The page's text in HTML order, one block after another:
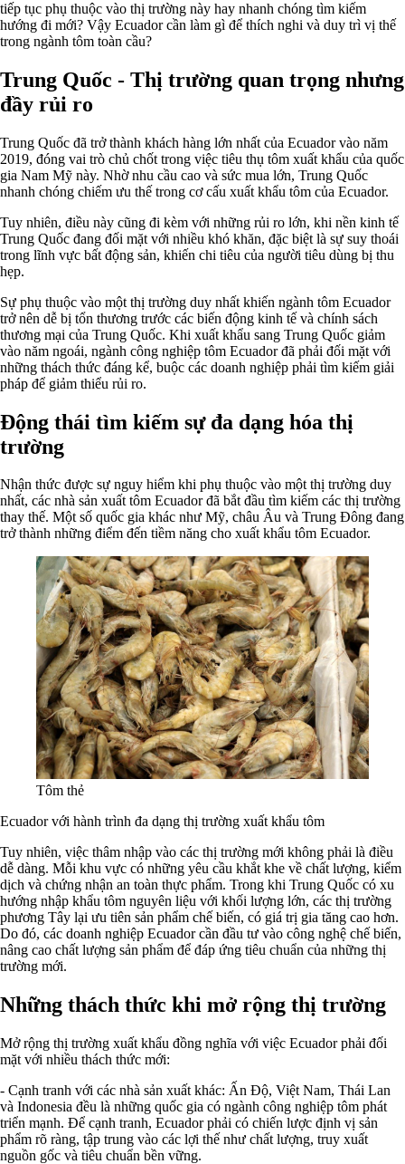
tiếp tục phụ thuộc vào thị trường này hay nhanh chóng tìm kiếm
hướng đi mới? Vậy Ecuador cần làm gì để thích nghi và duy trì vị thế
trong ngành tôm toàn cầu?
Trung Quốc - Thị trường quan trọng nhưng
đầy rủi ro
Trung Quốc đã trở thành khách hàng lớn nhất của Ecuador vào năm
2019, đóng vai trò chủ chốt trong việc tiêu thụ tôm xuất khẩu của quốc
gia Nam Mỹ này. Nhờ nhu cầu cao và sức mua lớn, Trung Quốc
nhanh chóng chiếm ưu thế trong cơ cấu xuất khẩu tôm của Ecuador.
Tuy nhiên, điều này cũng đi kèm với những rủi ro lớn, khi nền kinh tế
Trung Quốc đang đối mặt với nhiều khó khăn, đặc biệt là sự suy thoái
trong lĩnh vực bất động sản, khiến chi tiêu của người tiêu dùng bị thu
hẹp.
Sự phụ thuộc vào một thị trường duy nhất khiến ngành tôm Ecuador
trở nên dễ bị tổn thương trước các biến động kinh tế và chính sách
thương mại của Trung Quốc. Khi xuất khẩu sang Trung Quốc giảm
vào năm ngoái, ngành công nghiệp tôm Ecuador đã phải đối mặt với
những thách thức đáng kể, buộc các doanh nghiệp phải tìm kiếm giải
pháp để giảm thiểu rủi ro.
Động thái tìm kiếm sự đa dạng hóa thị
trường
Nhận thức được sự nguy hiểm khi phụ thuộc vào một thị trường duy
nhất, các nhà sản xuất tôm Ecuador đã bắt đầu tìm kiếm các thị trường
thay thế. Một số quốc gia khác như Mỹ, châu Âu và Trung Đông đang
trở thành những điểm đến tiềm năng cho xuất khẩu tôm Ecuador.
Tôm thẻ
Ecuador với hành trình đa dạng thị trường xuất khẩu tôm
Tuy nhiên, việc thâm nhập vào các thị trường mới không phải là điều
dễ dàng. Mỗi khu vực có những yêu cầu khắt khe về chất lượng, kiểm
dịch và chứng nhận an toàn thực phẩm. Trong khi Trung Quốc có xu
hướng nhập khẩu tôm nguyên liệu với khối lượng lớn, các thị trường
phương Tây lại ưu tiên sản phẩm chế biến, có giá trị gia tăng cao hơn.
Do đó, các doanh nghiệp Ecuador cần đầu tư vào công nghệ chế biến,
nâng cao chất lượng sản phẩm để đáp ứng tiêu chuẩn của những thị
trường mới.
Những thách thức khi mở rộng thị trường
Mở rộng thị trường xuất khẩu đồng nghĩa với việc Ecuador phải đối
mặt với nhiều thách thức mới:
- Cạnh tranh với các nhà sản xuất khác: Ấn Độ, Việt Nam, Thái Lan
và Indonesia đều là những quốc gia có ngành công nghiệp tôm phát
triển mạnh. Để cạnh tranh, Ecuador phải có chiến lược định vị sản
phẩm rõ ràng, tập trung vào các lợi thế như chất lượng, truy xuất
nguồn gốc và tiêu chuẩn bền vững.